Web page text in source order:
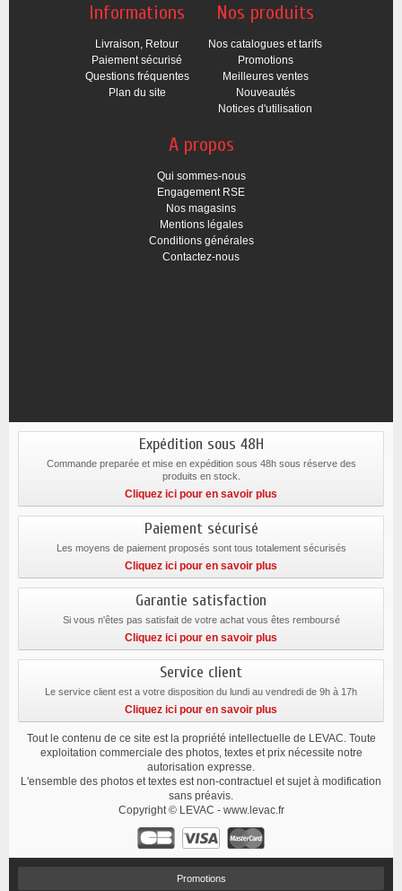
Informations
Livraison, Retour
Paiement sécurisé
Questions fréquentes
Plan du site
Nos produits
Nos catalogues et tarifs
Promotions
Meilleures ventes
Nouveautés
Notices d'utilisation
A propos
Qui sommes-nous
Engagement RSE
Nos magasins
Mentions légales
Conditions générales
Contactez-nous
Expédition sous 48H
Commande preparée et mise en expédition sous 48h sous réserve des
produits en stock.
Cliquez ici pour en savoir plus
Paiement sécurisé
Les moyens de paiement proposés sont tous totalement sécurisés
Cliquez ici pour en savoir plus
Garantie satisfaction
Si vous n'êtes pas satisfait de votre achat vous êtes remboursé
Cliquez ici pour en savoir plus
Service client
Le service client est a votre disposition du lundi au vendredi de 9h à 17h
Cliquez ici pour en savoir plus
Tout le contenu de ce site est la propriété intellectuelle de LEVAC. Toute
exploitation commerciale des photos, textes et prix nécessite notre
autorisation expresse.
L'ensemble des photos et textes est non-contractuel et sujet à modification
sans préavis.
Copyright © LEVAC - www.levac.fr
Promotions